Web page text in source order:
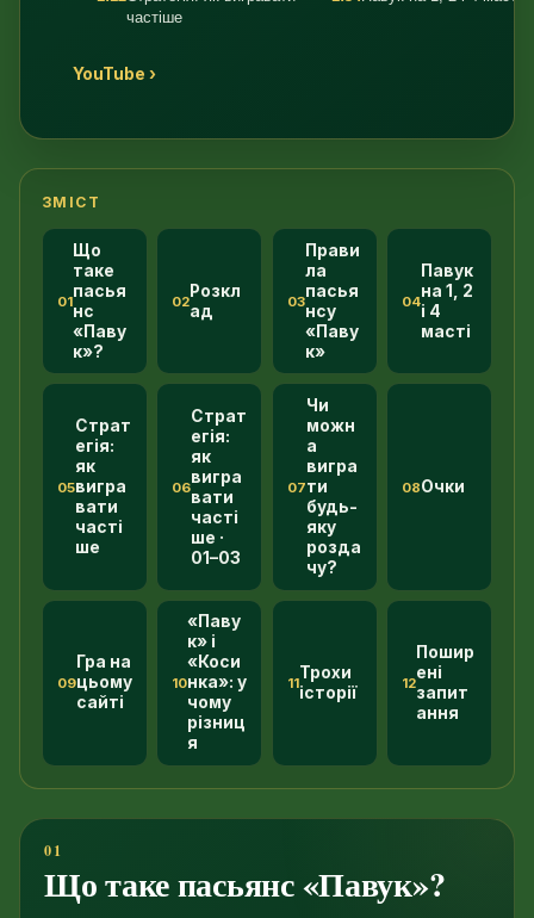
частіше
YouTube ›
ЗМІСТ
01
Що
таке
пасья
нс
«Паву
к»?
02
Розкл
ад
03
Прави
ла
пасья
нсу
«Паву
к»
04
Павук
на 1, 2
і 4
масті
05
Страт
егія:
як
вигра
вати
часті
ше
06
Страт
егія:
як
вигра
вати
часті
ше ·
01–03
07
Чи
можн
а
вигра
ти
будь-
яку
розда
чу?
08Очки
09
Гра на
цьому
сайті
10
«Паву
к» і
«Коси
нка»: у
чому
різниц
я
11
Трохи
історії
12
Пошир
ені
запит
ання
Що таке пасьянс «Павук»?